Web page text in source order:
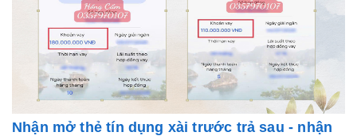
Nhận mở thẻ tín dụng xài trước trả sau - nhận